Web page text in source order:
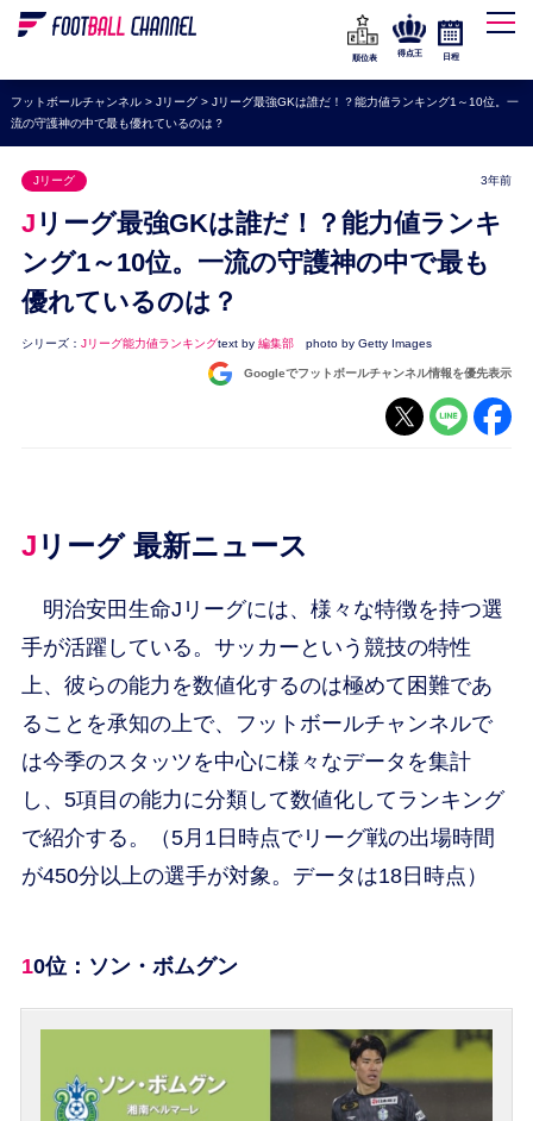
WEリーグ
海外サッカー
プレミアリーグ
セリエA
ブンデスリーガ
UEFA
ナショナルチーム
順位表
得点王 日程
フットボールチャンネル> Jリーグ> Jリーグ最強GKは誰だ！？能力値ランキング1～10位。一
流の守護神の中で最も優れているのは？
Jリーグ 3年前
Jリーグ最強GKは誰だ！？能力値ランキ
ング1～10位。一流の守護神の中で最も
優れているのは？
シリーズ： Jリーグ能力値ランキングtext by 編集部 photo by Getty Images
Googleでフットボールチャンネル情報を優先表示
Jリーグ 最新ニュース
明治安田生命Jリーグには、様々な特徴を持つ選
手が活躍している。サッカーという競技の特性
上、彼らの能力を数値化するのは極めて困難であ
ることを承知の上で、フットボールチャンネルで
は今季のスタッツを中心に様々なデータを集計
し、5項目の能力に分類して数値化してランキング
で紹介する。（5月1日時点でリーグ戦の出場時間
が450分以上の選手が対象。データは18日時点）
10位：ソン・ボムグン